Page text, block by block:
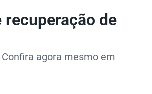
recuperação de
agora mesmo em